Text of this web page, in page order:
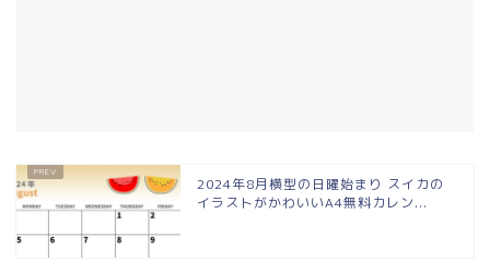
2024年8月横型の日曜始まり スイカの
イラストがかわいいA4無料カレン...